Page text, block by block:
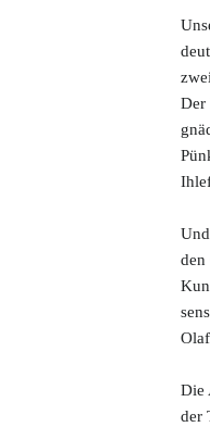
Der
den
Die
der